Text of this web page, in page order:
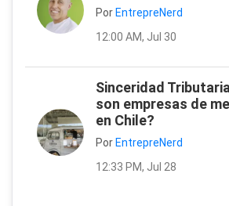
Por EntrepreNerd
12:00 AM, Jul 30
Sinceridad
son empresas de
en Chile?
Por EntrepreNerd
12:33 PM, Jul 28